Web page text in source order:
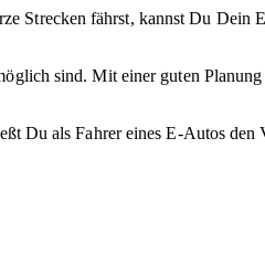
Strecken fährst, kannst Du Dein
sind. Mit einer guten
Du als Fahrer eines E-Autos den